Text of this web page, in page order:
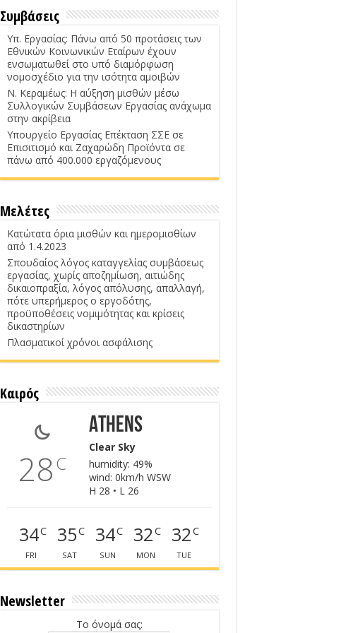
Συμβάσεις
Υπ. Εργασίας: Πάνω από 50 προτάσεις των
Εθνικών Κοινωνικών Εταίρων έχουν
ενσωματωθεί στο υπό διαμόρφωση
νομοσχέδιο για την ισότητα αμοιβών
Ν. Κεραμέως: Η αύξηση μισθών μέσω
Συλλογικών Συμβάσεων Εργασίας ανάχωμα
στην ακρίβεια
Υπουργείο Εργασίας Επέκταση ΣΣΕ σε
Επισιτισμό και Ζαχαρώδη Προϊόντα σε
πάνω από 400.000 εργαζόμενους
Μελέτες
Κατώτατα όρια μισθών και ημερομισθίων
από 1.4.2023
Σπουδαίος λόγος καταγγελίας συμβάσεως
εργασίας, χωρίς αποζημίωση, αιτιώδης
δικαιοπραξία, λόγος απόλυσης, απαλλαγή,
πότε υπερήμερος ο εργοδότης,
προϋποθέσεις νομιμότητας και κρίσεις
δικαστηρίων
Πλασματικοί χρόνοι ασφάλισης
Καιρός
28C
Athens
Clear Sky
humidity: 49%
wind: 0km/h WSW
H 28 • L 26
34C
FRI
35C
SAT
34C
SUN
32C
MON
32C
TUE
Newsletter
Το όνομά σας: